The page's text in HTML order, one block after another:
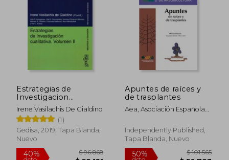
40%
dcto. $ 47.991
10%
dcto. $
Rápido
Estrategias de
Investigacion
Cualitativa (Vol. Ii)
Irene Vasilachis De Gialdino
(1)
Gedisa, 2019, Tapa Blanda,
Nuevo
Apuntes de raíces y
de trasplantes
Aea, Asociación Española
Parcerissa, Gerard
Independently Published,
Tapa Blanda, Nuevo